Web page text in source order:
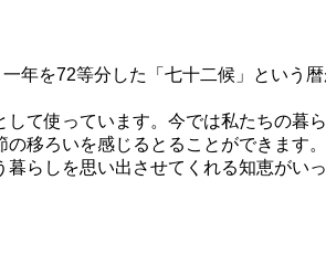
年を72等分した「七十二候」という暦
て使っています。今では私たちの暮
移ろいを感じるとることができます。
らしを思い出させてくれる知恵がいっ